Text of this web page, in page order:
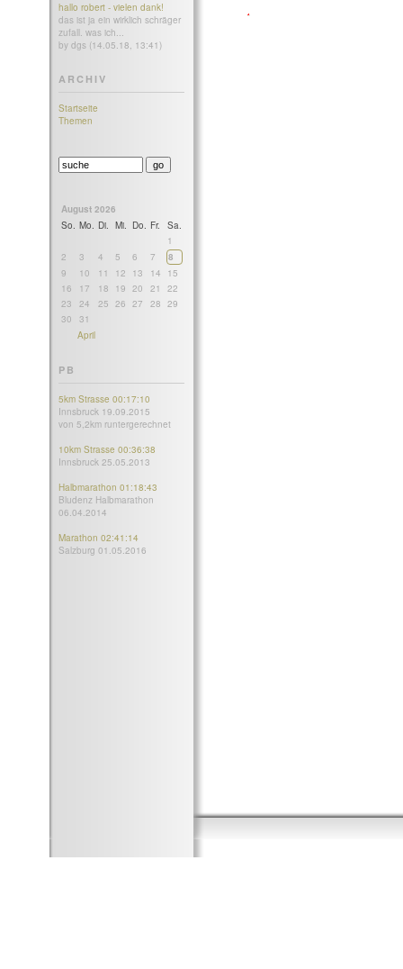
hallo robert - vielen dank!
das ist ja ein wirklich schräger
zufall. was ich...
by dgs (14.05.18, 13:41)
ARCHIV
Startseite
Themen
August 2026
So. Mo. Di. Mi. Do. Fr.
Sa.
1
2
3 4 5 6 7
8
9
10 11 12 13 14
15
16
17 18 19 20 21
22
23
24 25 26 27 28 29
30
31
April
PB
5km Strasse 00:17:10
Innsbruck 19.09.2015
von 5,2km runtergerechnet
10km Strasse 00:36:38
Innsbruck 25.05.2013
Halbmarathon 01:18:43
Bludenz Halbmarathon
06.04.2014
Marathon 02:41:14
Salzburg 01.05.2016